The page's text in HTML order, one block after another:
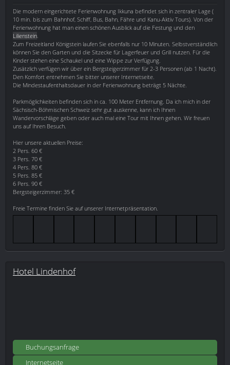
Die modern eingerichtete Ferienwohnung Ikkuna befindet sich in zentraler Lage (
10 min. bis zum Bahnhof, Schiff, Bus, Bahn, Fähre und Kanu-Aktiv Tours). Von der
Ferienwohnung hat man einen schönen Ausblick auf die Festung und den
Lilienstein
Zum Freizeitland Königstein laufen Sie ebenfalls nur 10 Minuten. Selbstverständlich
können Sie den Garten und die Sitzecke für Lagerfeuer und Grill nutzen. Für die
Kinder stehen eine Schaukel und eine Wippe zur Verfügung.
Zusätzlich verfügen wir über ein Bergsteigerzimmer für 2-3 Personen (ab 1 Nacht).
Den Komfort entnehmen Sie bitter unserer Internetseite.
Die Mindestaufenthaltsdauer in der Ferienwohnung beträgt 5 Nächte.
Parkmöglichkeiten befinden sich in ca. 100 Meter Entfernung. Da ich mich in der
Sächsisch-Böhmischen Schweiz sehr gut auskenne, kann ich Ihnen
Wandervorschläge geben oder auch mal eine Tour mit Ihnen gehen. Wir freuen
uns auf Ihren Besuch.
Hier unsere aktuellen Preise:
2 Pers. 60 €
3 Pers. 70 €
4 Pers. 80 €
5 Pers. 85 €
6 Pers. 90 €
Bergsteigerzimmer: 35 €
Freie Termine finden Sie auf unserer Internetpräsentation.
Hotel Lindenhof
Buchungsanfrage
Internetseite